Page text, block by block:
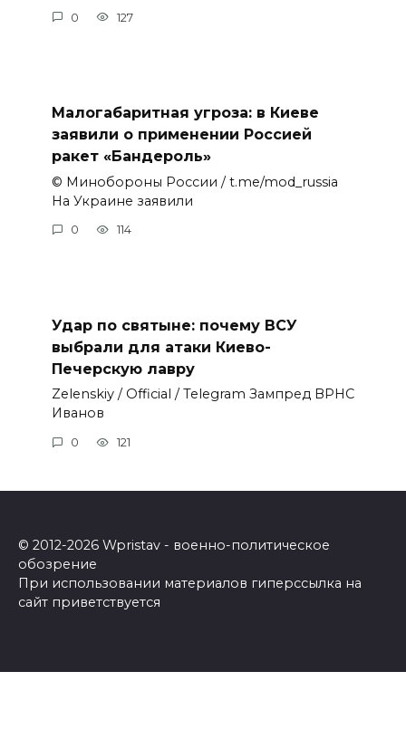
0 127
Малогабаритная угроза: в Киеве
заявили о применении Россией
ракет «Бандероль»
© Минобороны России / t.me/mod_russia
На Украине заявили
0 114
Удар по святыне: почему ВСУ
выбрали для атаки Киево-
Печерскую лавру
Zеlеnskiу / Оfficiаl / Telegram Зампред ВРНС
Иванов
0 121
© 2012-2026 Wpristav - военно-политическое
обозрение
При использовании материалов гиперссылка на
сайт приветствуется